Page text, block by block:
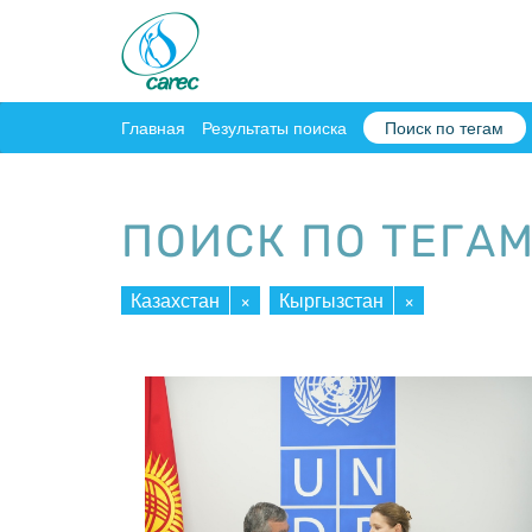
Главная Результаты поиска Поиск по тегам
ПОИСК ПО ТЕГАМ
Казахстан × Кыргызстан ×